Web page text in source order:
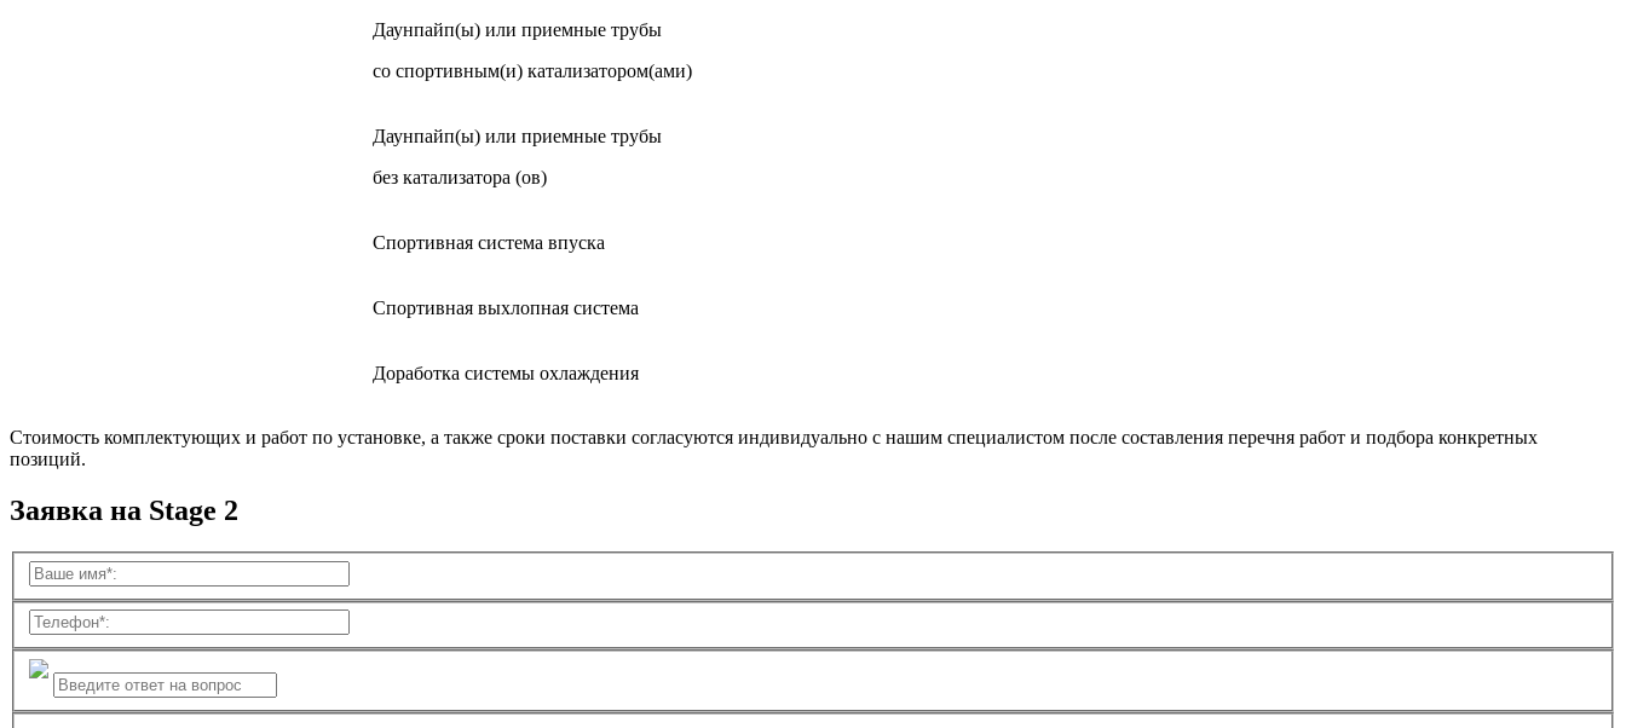
Даунпайп(ы) или приемные трубы
со спортивным(и) катализатором(ами)
Даунпайп(ы) или приемные трубы
без катализатора (ов)
Спортивная система впуска
Спортивная выхлопная система
Доработка системы охлаждения
Стоимость комплектующих и работ по установке, а также сроки поставки согласуются индивидуально с нашим специалистом после составления перечня работ и подбора конкретных
позиций.
Заявка на Stage 2